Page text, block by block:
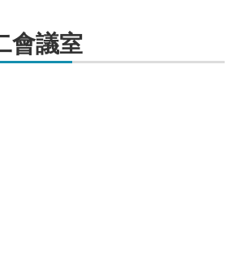
會議室